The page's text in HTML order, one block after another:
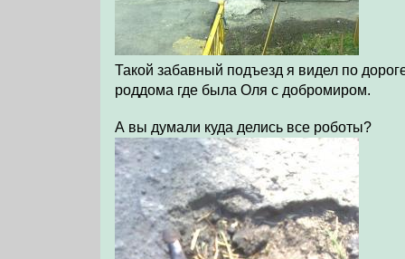
Такой забавный подъезд я видел по
роддома где была Оля с добромиром.
А вы думали куда делись все роботы?